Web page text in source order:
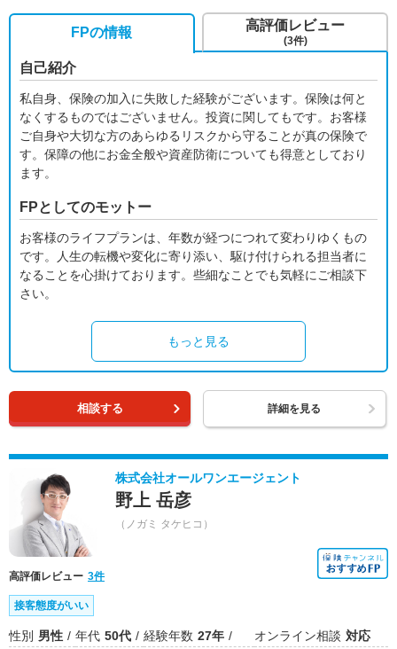
FPの情報
自己紹介
私自身、保険の加入に失敗した経験がございます。保険は何と
なくするものではございません。投資に関してもです。お客様
ご自身や大切な方のあらゆるリスクから守ることが真の保険で
す。保障の他にお金全般や資産防衛についても得意としており
ます。
FPとしてのモットー
お客様のライフプランは、年数が経つにつれて変わりゆくもの
です。人生の転機や変化に寄り添い、駆け付けられる担当者に
なることを心掛けております。些細なことでも気軽にご相談下
さい。
もっと見る
高評価レビュー
(3件)
相談する 詳細を見る
株式会社オールワンエージェント
野上 岳彦
（ノガミ タケヒコ）
高評価レビュー 3件
接客態度がいい
性別 男性 年代 50代 経験年数 27年 オンライン相談 対応